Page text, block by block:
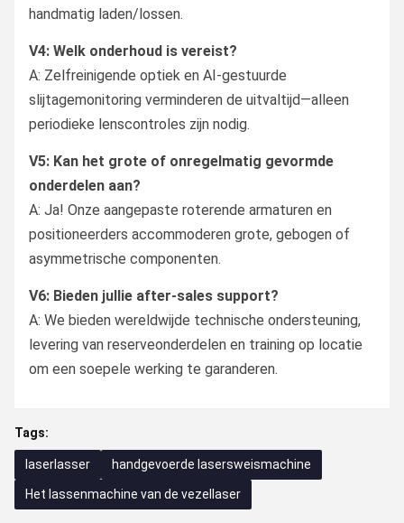
handmatig laden/lossen.
V4: Welk onderhoud is vereist?
A: Zelfreinigende optiek en AI-gestuurde
slijtagemonitoring verminderen de uitvaltijd—alleen
periodieke lenscontroles zijn nodig.
V5: Kan het grote of onregelmatig gevormde
onderdelen aan?
A: Ja! Onze aangepaste roterende armaturen en
positioneerders accommoderen grote, gebogen of
asymmetrische componenten.
V6: Bieden jullie after-sales support?
A: We bieden wereldwijde technische ondersteuning,
levering van reserveonderdelen en training op locatie
om een soepele werking te garanderen.
Tags:
laserlasser handgevoerde lasersweismachine
Het lassenmachine van de vezellaser